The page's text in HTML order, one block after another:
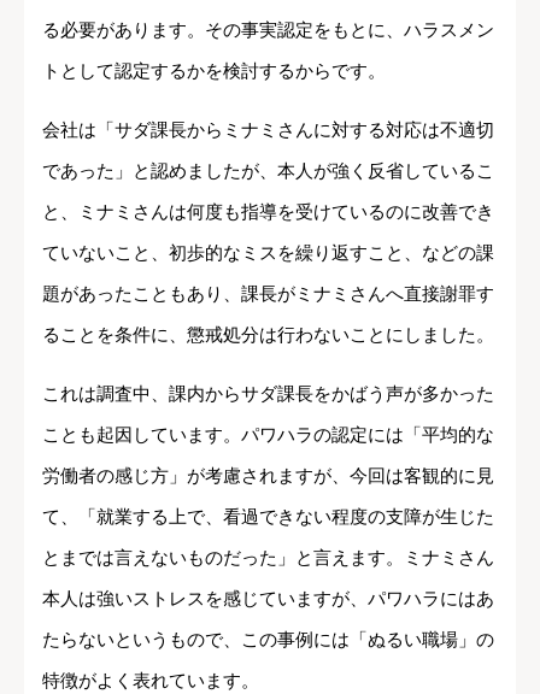
る必要があります。その事実認定をもとに、ハラスメン
トとして認定するかを検討するからです。
会社は「サダ課長からミナミさんに対する対応は不適切
であった」と認めましたが、本人が強く反省しているこ
と、ミナミさんは何度も指導を受けているのに改善でき
ていないこと、初歩的なミスを繰り返すこと、などの課
題があったこともあり、課長がミナミさんへ直接謝罪す
ることを条件に、懲戒処分は行わないことにしました。
これは調査中、課内からサダ課長をかばう声が多かった
ことも起因しています。パワハラの認定には「平均的な
労働者の感じ方」が考慮されますが、今回は客観的に見
て、「就業する上で、看過できない程度の支障が生じた
とまでは言えないものだった」と言えます。ミナミさん
本人は強いストレスを感じていますが、パワハラにはあ
たらないというもので、この事例には「ぬるい職場」の
特徴がよく表れています。